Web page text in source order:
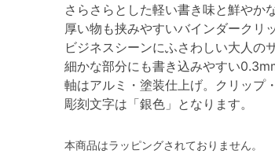
さらさらとした軽い書き味と鮮やか
厚い物も挟みやすいバインダークリ
ビジネスシーンにふさわしい大人の
細かな部分にも書き込みやすい
軸はアルミ・塗装仕上げ。クリップ
彫刻文字は「銀色」となります。
本商品はラッピングされておりません。